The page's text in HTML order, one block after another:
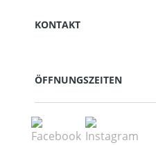
KONTAKT
ÖFFNUNGSZEITEN